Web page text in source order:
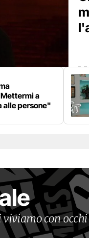
a
alle persone"
con